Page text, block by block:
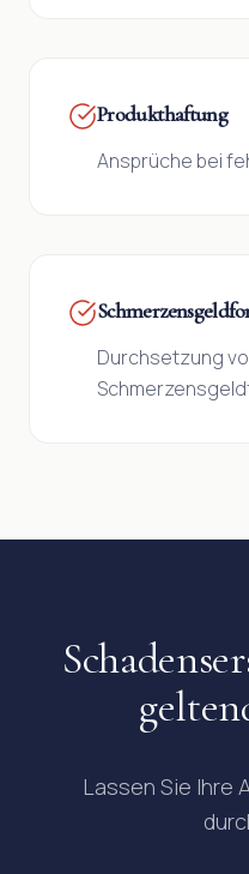
Produkthaftung
Ansprüche bei
Durchsetzung
Lassen Sie Ihre